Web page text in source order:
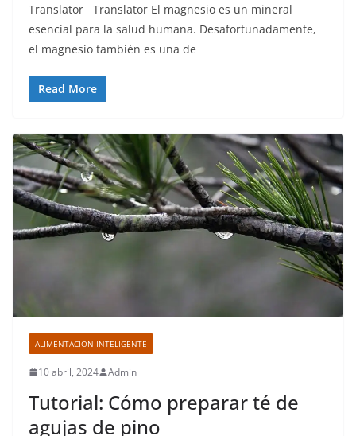
Translator Translator El magnesio es un mineral
esencial para la salud humana. Desafortunadamente,
el magnesio también es una de
Read More
ALIMENTACION INTELIGENTE
10 abril, 2024 Admin
Tutorial: Cómo preparar té de
agujas de pino